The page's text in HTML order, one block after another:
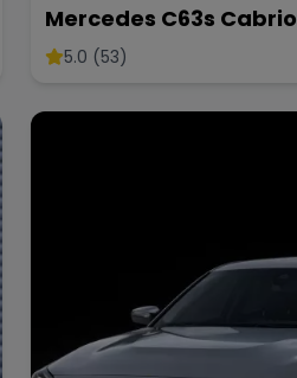
Mercedes C63s Cabrio
5.0 (53)